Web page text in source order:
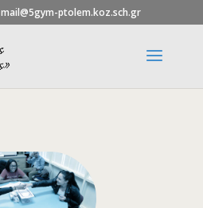
mail@5gym-ptolem.koz.sch.gr